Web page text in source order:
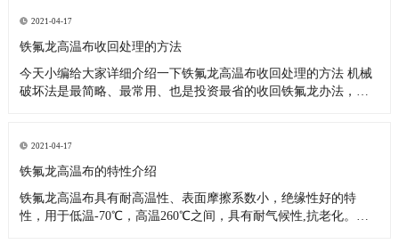
性能是一样的，知识应用范围有区别而已。 铁氟龙胶带主要应
用： 1、各类高温
2021-04-17
铁氟龙高温布收回处理的方法
今天小编给大家详细介绍一下铁氟龙高温布收回处理的方法 机械
破坏法是最简略、最常用、也是投资最省的收回铁氟龙办法，机
经过机械破坏的办法收回运用。机械破坏的办法比较多。可以辐
照或冷冻之后破坏
2021-04-17
铁氟龙高温布的特性介绍
铁氟龙高温布具有耐高温性、表面摩擦系数小，绝缘性好的特
性，用于低温-70℃，高温260℃之间，具有耐气候性,抗老化。非